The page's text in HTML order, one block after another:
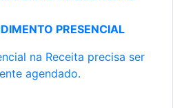
PRESENCIAL
na Receita precisa ser
agendado.